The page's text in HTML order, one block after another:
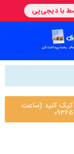
کیک کنید (ساعت